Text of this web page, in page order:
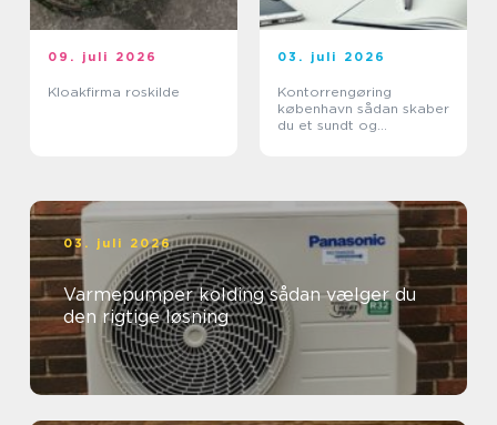
09. juli 2026
Kloakfirma roskilde
03. juli 2026
Kontorrengøring
københavn sådan skaber
du et sundt og
03. juli 2026
Varmepumper kolding sådan vælger du
den rigtige løsning